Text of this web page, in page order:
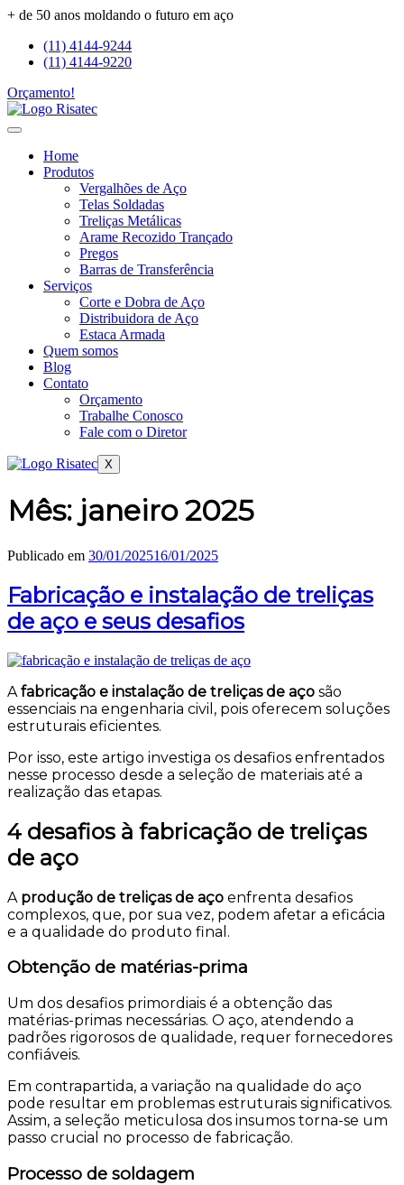
+ de 50 anos moldando o futuro em aço
(11) 4144-9244
(11) 4144-9220
Orçamento!
Home
Produtos
Vergalhões de Aço
Telas Soldadas
Treliças Metálicas
Arame Recozido Trançado
Pregos
Barras de Transferência
Serviços
Corte e Dobra de Aço
Distribuidora de Aço
Estaca Armada
Quem somos
Blog
Contato
Orçamento
Trabalhe Conosco
Fale com o Diretor
X
Mês: janeiro 2025
Publicado em 30/01/202516/01/2025
Fabricação e instalação de treliças
de aço e seus desafios
A fabricação e instalação de treliças de aço são
essenciais na engenharia civil, pois oferecem soluções
estruturais eficientes.
Por isso, este artigo investiga os desafios enfrentados
nesse processo desde a seleção de materiais até a
realização das etapas.
4 desafios à fabricação de treliças
de aço
A produção de treliças de aço enfrenta desafios
complexos, que, por sua vez, podem afetar a eficácia
e a qualidade do produto final.
Obtenção de matérias-prima
Um dos desafios primordiais é a obtenção das
matérias-primas necessárias. O aço, atendendo a
padrões rigorosos de qualidade, requer fornecedores
confiáveis.
Em contrapartida, a variação na qualidade do aço
pode resultar em problemas estruturais significativos.
Assim, a seleção meticulosa dos insumos torna-se um
passo crucial no processo de fabricação.
Processo de soldagem